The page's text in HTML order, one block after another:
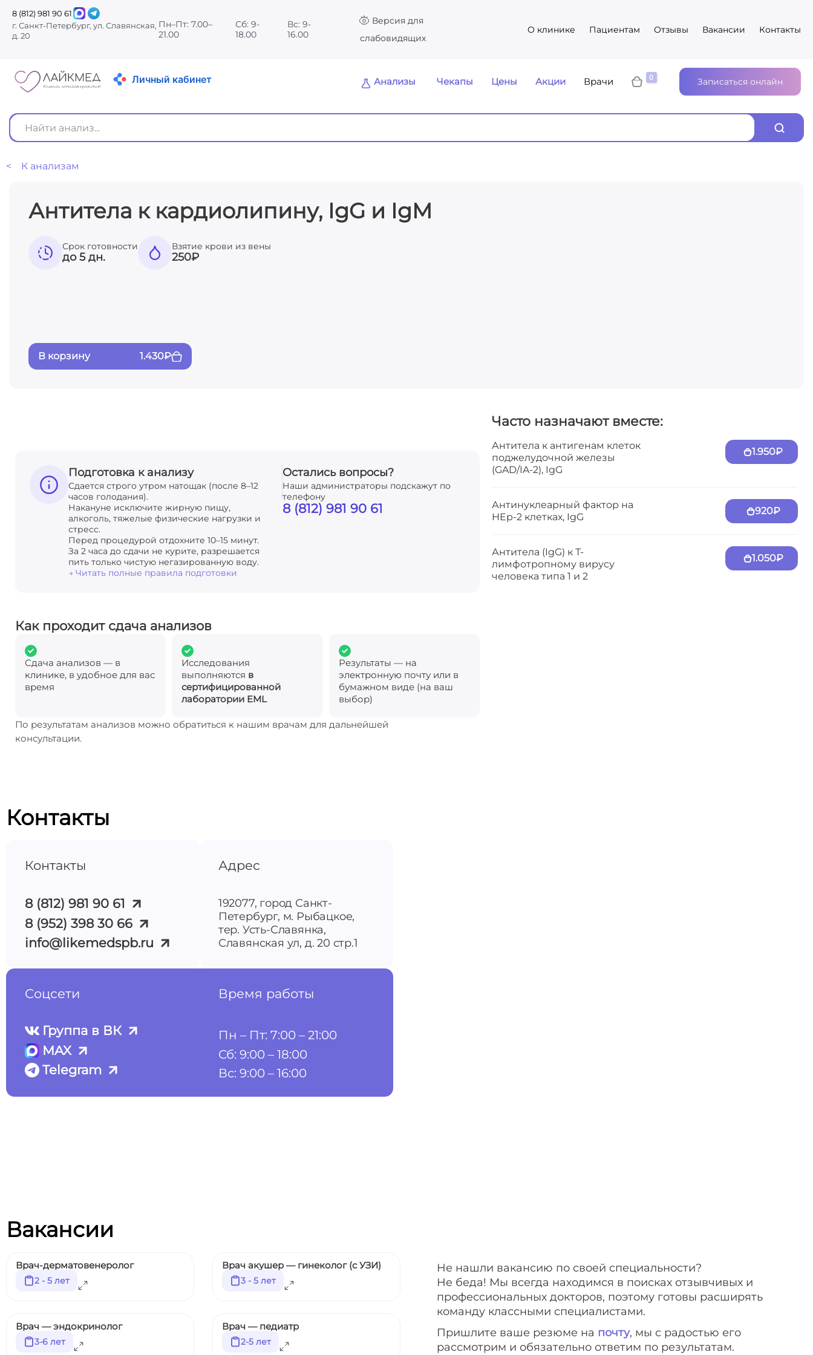
8 (812) 981 90 61
г. Санкт-Петербург, ул. Славянская,
д. 20
Пн–Пт: 7.00–
21.00
Сб: 9-
18.00
Вс: 9-
16.00
Версия для
слабовидящих
О клинике Пациентам Отзывы Вакансии Контакты
Личный кабинет Анализы Чекапы Цены Акции Врачи Записаться онлайн
< К анализам
Антитела к кардиолипину, IgG и IgM
Срок готовности
до 5 дн.
Взятие крови из вены
250₽
В корзину 1.430₽
Подготовка к анализу
Сдается строго утром натощак (после 8–12
часов голодания).
Накануне исключите жирную пищу,
алкоголь, тяжелые физические нагрузки и
стресс.
Перед процедурой отдохните 10–15 минут.
За 2 часа до сдачи не курите, разрешается
пить только чистую негазированную воду.
→ Читать полные правила подготовки
Остались вопросы?
Наши администраторы подскажут по
телефону
8 (812) 981 90 61
Как проходит сдача анализов
Сдача анализов — в
клинике, в удобное для вас
время
Исследования
выполняются в
сертифицированной
лаборатории EML
Результаты — на
электронную почту или в
бумажном виде (на ваш
выбор)
По результатам анализов можно обратиться к нашим врачам для дальнейшей
консультации.
Часто назначают вместе:
Антитела к антигенам клеток
поджелудочной железы
(GAD/IA-2), IgG
1.950₽
Антинуклеарный фактор на
HEp-2 клетках, IgG
920₽
Антитела (IgG) к Т-
лимфотропному вирусу
человека типа 1 и 2
1.050₽
Контакты
Контакты
8 (812) 981 90 61
8 (952) 398 30 66
info@likemedspb.ru
Адрес
192077, город Санкт-
Петербург, м. Рыбацкое,
тер. Усть-Славянка,
Славянская ул, д. 20 стр.1
Соцсети
Группа в ВК
MAX
Telegram
Время работы
Пн – Пт: 7:00 – 21:00
Сб: 9:00 – 18:00
Вс: 9:00 – 16:00
Вакансии
Врач-дерматовенеролог
2 - 5 лет
Врач акушер — гинеколог (с УЗИ)
3 - 5 лет
Врач — эндокринолог
3-6 лет
Врач — педиатр
2-5 лет
Не нашли вакансию по своей специальности?
Не беда! Мы всегда находимся в поисках отзывчивых и
профессиональных докторов, поэтому готовы расширять
команду классными специалистами.
Пришлите ваше резюме на почту, мы с радостью его
рассмотрим и обязательно ответим по результатам.